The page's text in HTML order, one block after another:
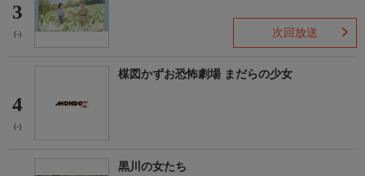
3
(-) 次回放送
4
(-)
楳図かずお恐怖劇場 まだらの少女
黒川の女たち